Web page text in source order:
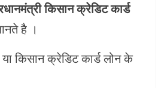
किसान क्रेडिट कार्ड
है ।
किसान क्रेडिट कार्ड लोन के